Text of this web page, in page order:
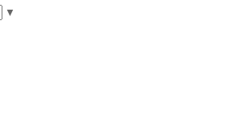
▼